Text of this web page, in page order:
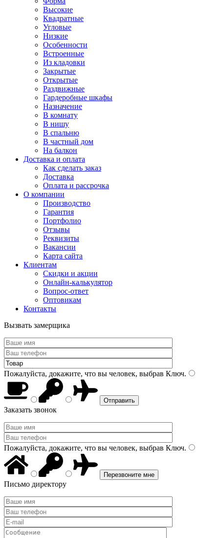
Высокие
Квадратные
Угловые
Низкие
Особенности
Встроенные
Из кладовки
Закрытые
Открытые
Раздвижные
Гардеробные шкафы
Назначение
В комнату
В нишу
В спальню
В частный дом
На балкон
Доставка и оплата
Как сделать заказ
Доставка
Оплата и рассрочка
О компании
Производство
Гарантия
Портфолио
Отзывы
Реквизиты
Вакансии
Карта сайта
Клиентам
Скидки и акции
Онлайн-калькулятор
Вопрос-ответ
Оптовикам
Контакты
Вызвать замерщика
Пожалуйста, докажите, что вы человек, выбрав Ключ.
Заказать звонок
Пожалуйста, докажите, что вы человек, выбрав Ключ.
Письмо директору